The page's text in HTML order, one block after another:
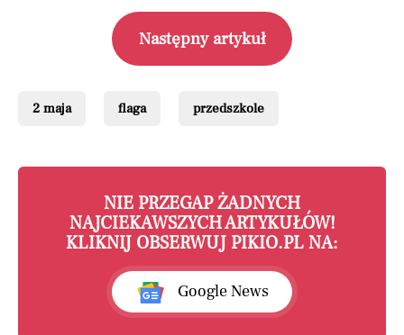
Następny artykuł
2 maja flaga przedszkole
NIE PRZEGAP ŻADNYCH
NAJCIEKAWSZYCH ARTYKUŁÓW!
KLIKNIJ OBSERWUJ PIKIO.PL NA:
Google News